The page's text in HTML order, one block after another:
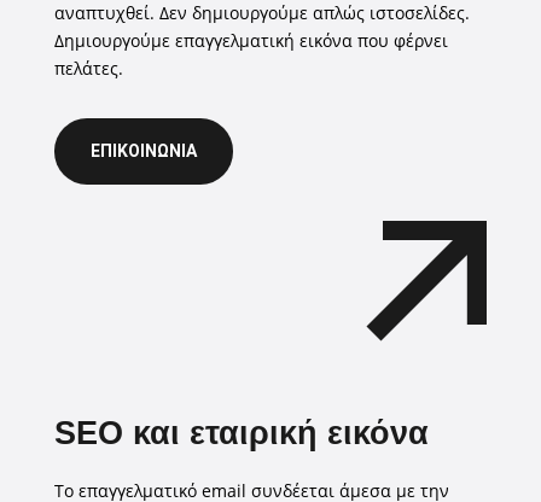
αναπτυχθεί. Δεν δημιουργούμε απλώς ιστοσελίδες.
Δημιουργούμε επαγγελματική εικόνα που φέρνει
πελάτες.
ΕΠΙΚΟΙΝΩΝΙΑ
SEO και εταιρική εικόνα
Το επαγγελματικό email συνδέεται άμεσα με την